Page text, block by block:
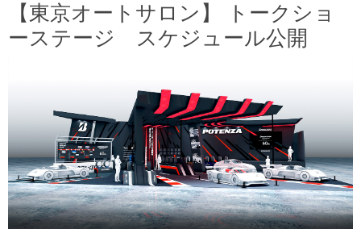
【東京オートサロン】 トークショ
ーステージ スケジュール公開